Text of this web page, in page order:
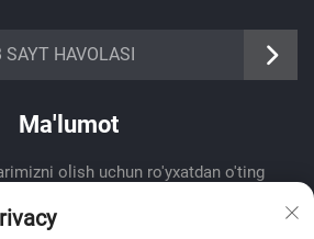
SAYT HAVOLASI
Ma'lumot
olish uchun ro'yxatdan o'ting